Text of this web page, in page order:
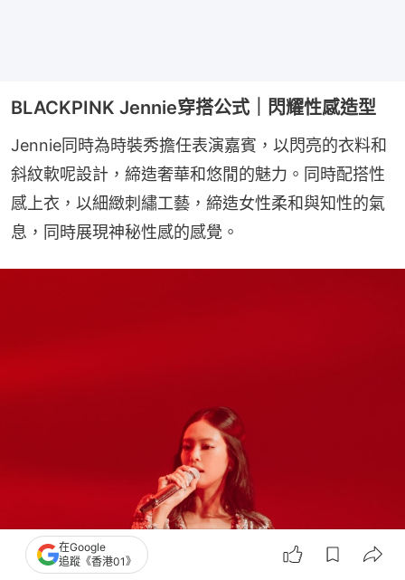
BLACKPINK Jennie穿搭公式｜閃耀性感造型
Jennie同時為時裝秀擔任表演嘉賓，以閃亮的衣料和
斜紋軟呢設計，締造奢華和悠閒的魅力。同時配搭性
感上衣，以細緻刺繡工藝，締造女性柔和與知性的氣
息，同時展現神秘性感的感覺。
在Google
追蹤《香港01》